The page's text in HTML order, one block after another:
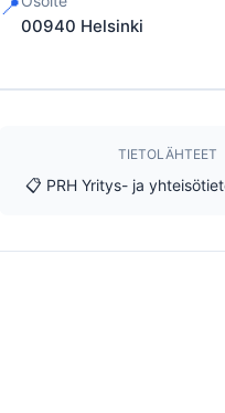
📍
00940 Helsinki
TIETOLÄHTEET
📋 PRH Yritys- ja